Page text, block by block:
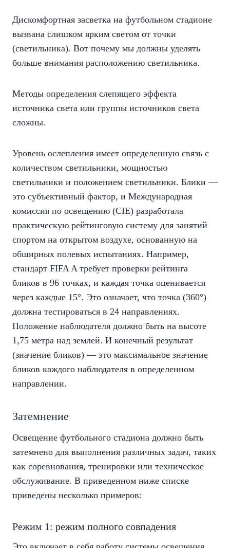
Дискомфортная засветка на футбольном стадионе
вызвана слишком ярким светом от точки
(светильника). Вот почему мы должны уделять
больше внимания расположению светильника.
Методы определения слепящего эффекта
источника света или группы источников света
сложны.
Уровень ослепления имеет определенную связь с
количеством светильники, мощностью
светильники и положением светильники. Блики —
это субъективный фактор, и Международная
комиссия по освещению (CIE) разработала
практическую рейтинговую систему для занятий
спортом на открытом воздухе, основанную на
обширных полевых испытаниях. Например,
стандарт FIFA A требует проверки рейтинга
бликов в 96 точках, и каждая точка оценивается
через каждые 15°. Это означает, что точка (360°)
должна тестироваться в 24 направлениях.
Положение наблюдателя должно быть на высоте
1,75 метра над землей. И конечный результат
(значение бликов) — это максимальное значение
бликов каждого наблюдателя в определенном
направлении.
Затемнение
Освещение футбольного стадиона должно быть
затемнено для выполнения различных задач, таких
как соревнования, тренировки или техническое
обслуживание. В приведенном ниже списке
приведены несколько примеров:
Режим 1: режим полного совпадения